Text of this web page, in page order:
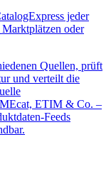
jeder
oder
Quellen, prüft
und verteilt die
ETIM & Co. –
Feeds